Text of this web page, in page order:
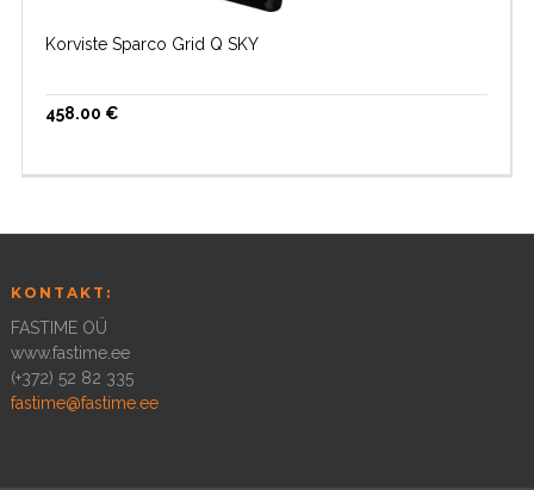
Korviste Sparco Grid Q SKY
458.00 €
KONTAKT:
FASTIME OÜ
www.fastime.ee
(+372) 52 82 335
fastime@fastime.ee